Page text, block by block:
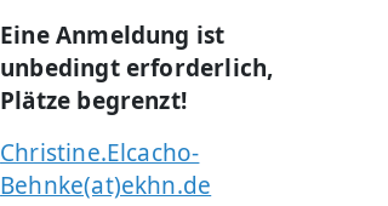
Eine Anmeldung ist
unbedingt erforderlich,
Plätze begrenzt!
Christine.Elcacho-
Behnke(at)ekhn.de